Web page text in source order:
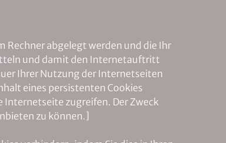
Rechner abgelegt werden und die Ihr
und damit den Internetauftritt
Ihrer Nutzung der Internetseiten
eines persistenten Cookies
zugreifen. Der Zweck
zu können.]